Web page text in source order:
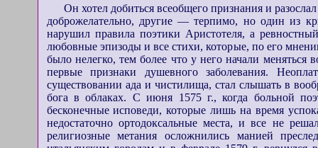
Он хотел добиться всеобщего признания и
доброжелательно, другие — терпимо, но один из
нарушил правила поэтики Аристотеля, а
любовные эпизоды и все стихи, которые, по его
было нелегко, тем более что у него начали
первые признаки душевного заболевания.
существовании ада и чистилища, стал слышать в
бога в облаках. С июня 1575 г., когда больной
бесконечные исповеди, которые лишь на время
недостаточно ортодоксальные места, и все не
религиозные метания осложнились манией